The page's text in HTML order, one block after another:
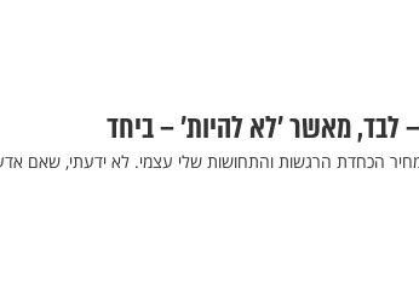
לבד, מאשר 'לא להיות' – ביחד
הכחדת הרגשות והתחושות שלי עצמי. לא ידעתי, שאם